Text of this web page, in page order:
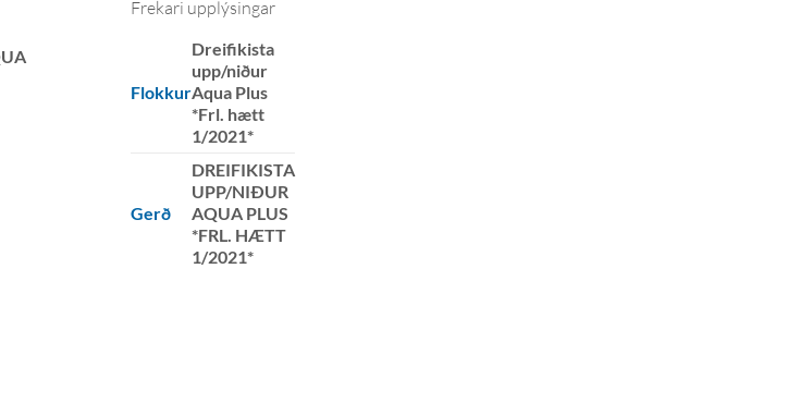
Frekari upplýsingar
Flokkur
Dreifikista
upp/niður
Aqua Plus
*Frl. hætt
1/2021*
Gerð
DREIFIKISTA
UPP/NIÐUR
AQUA PLUS
*FRL. HÆTT
1/2021*